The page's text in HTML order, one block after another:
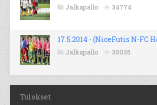
Jalkapallo 34774
17.5.2014 - (NiceFutis N-FC
Jalkapallo 30035
Tulokset